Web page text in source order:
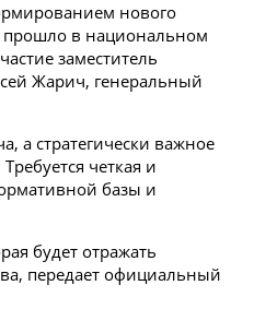
нового
прошло в национальном
заместитель
Жарич, генеральный
а стратегически важное
четкая и
базы и
будет отражать
передает официальный